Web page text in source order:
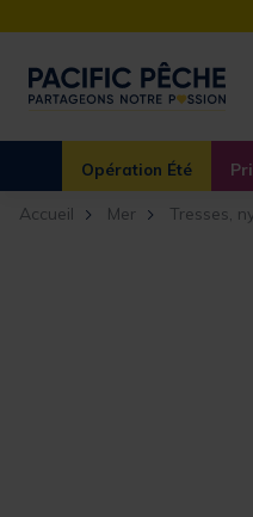
Opération Été
Accueil Mer Tresses,